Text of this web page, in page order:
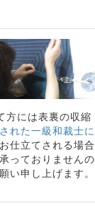
方には表裏の収縮
れた一級和裁士に
仕立てされる場合
っておりませんの
い申し上げます。